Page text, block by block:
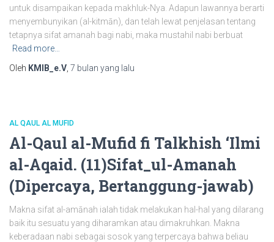
untuk disampaikan kepada makhluk-Nya. Adapun lawannya berarti
menyembunyikan (al-kitmān), dan telah lewat penjelasan tentang
tetapnya sifat amanah bagi nabi, maka mustahil nabi berbuat
Read more…
Oleh KMIB_e.V 7 bulan yang lalu
AL QAUL AL MUFID
Al-Qaul al-Mufid fi Talkhish ‘Ilmi
al-Aqaid. (11)Sifat_ul-Amanah
(Dipercaya, Bertanggung-jawab)
Makna sifat al-amānah ialah tidak melakukan hal-hal yang dilarang
baik itu sesuatu yang diharamkan atau dimakruhkan. Makna
keberadaan nabi sebagai sosok yang terpercaya bahwa beliau